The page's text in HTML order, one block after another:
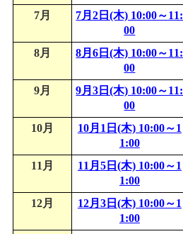
7月
7月2日(木) 10:00～11:
00
8月
8月6日(木) 10:00～11:
00
9月
9月3日(木) 10:00～11:
00
10月
10月1日(木) 10:00～1
1:00
11月
11月5日(木) 10:00～1
1:00
12月
12月3日(木) 10:00～1
1:00